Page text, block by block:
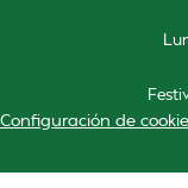
Configuración de